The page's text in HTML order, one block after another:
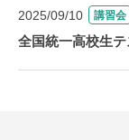
2025/09/10 講習会
全国統一高校生テ